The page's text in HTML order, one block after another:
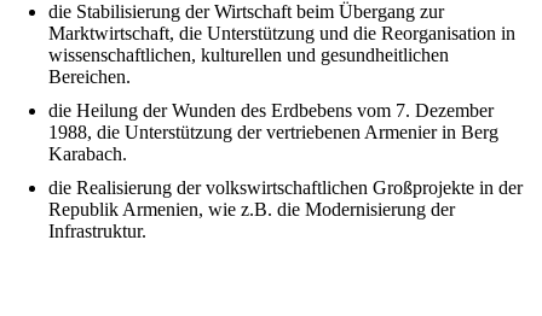
die Stabilisierung der Wirtschaft beim Übergang zur
Marktwirtschaft, die Unterstützung und die Reorganisation in
wissenschaftlichen, kulturellen und gesundheitlichen
Bereichen.
die Heilung der Wunden des Erdbebens vom 7. Dezember
1988, die Unterstützung der vertriebenen Armenier in Berg
Karabach.
die Realisierung der volkswirtschaftlichen Großprojekte in der
Republik Armenien, wie z.B. die Modernisierung der
Infrastruktur.